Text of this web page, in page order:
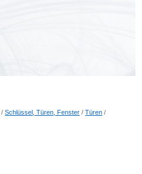
/Schlüssel, Türen, Fenster /Türen /